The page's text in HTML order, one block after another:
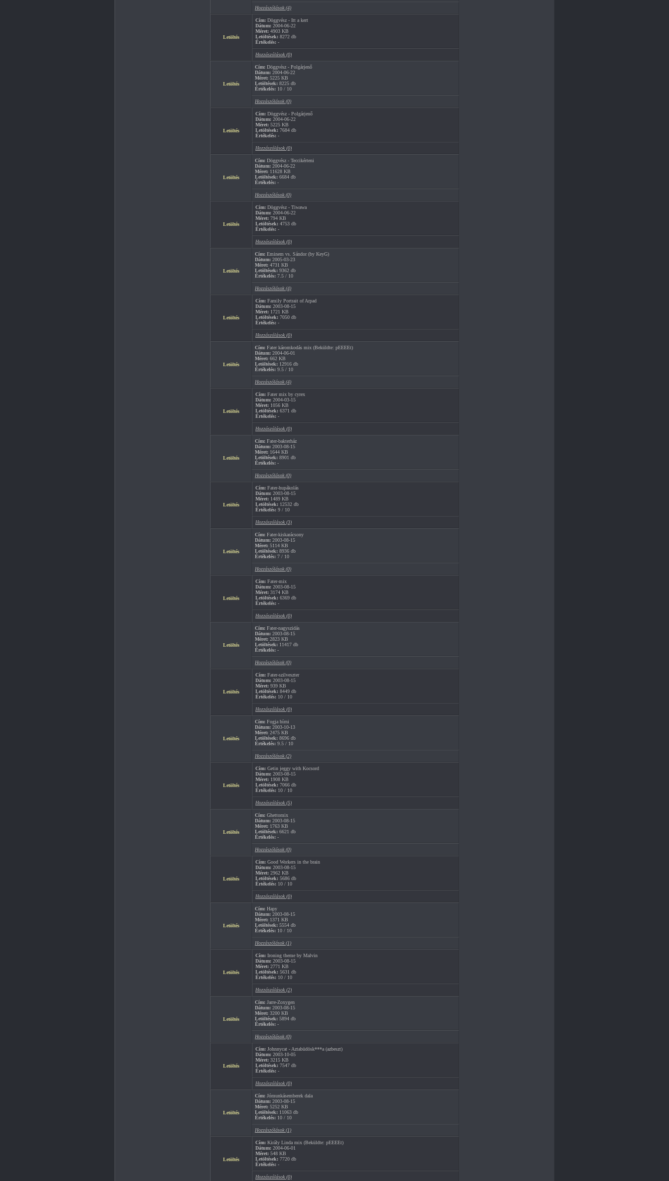
Hozzászólások (4)
Letöltés
Cím: Döggvész - Itt a kert
Dátum: 2004-06-22
Méret: 4903 KB
Letöltések: 8272 db
Értékelés: -
Hozzászólások (0)
Letöltés
Cím: Döggvész - Polgárjenő
Dátum: 2004-06-22
Méret: 5225 KB
Letöltések: 8225 db
Értékelés: 10 / 10
Hozzászólások (0)
Letöltés
Cím: Döggvész - Polgárjenő
Dátum: 2004-06-22
Méret: 5225 KB
Letöltések: 7684 db
Értékelés: -
Hozzászólások (0)
Letöltés
Cím: Döggvész - Teccikérteni
Dátum: 2004-06-22
Méret: 11628 KB
Letöltések: 6684 db
Értékelés: -
Hozzászólások (0)
Letöltés
Cím: Döggvész - Tiwawa
Dátum: 2004-06-22
Méret: 794 KB
Letöltések: 4753 db
Értékelés: -
Hozzászólások (0)
Letöltés
Cím: Eminem vs. Sándor (by KeyG)
Dátum: 2005-03-23
Méret: 4731 KB
Letöltések: 9362 db
Értékelés: 7.5 / 10
Hozzászólások (4)
Letöltés
Cím: Family Portrait of Arpad
Dátum: 2003-08-15
Méret: 1721 KB
Letöltések: 7050 db
Értékelés: -
Hozzászólások (0)
Letöltés
Cím: Fater káromkodás mix (Beküldte: pEEEEt)
Dátum: 2004-06-01
Méret: 662 KB
Letöltések: 12916 db
Értékelés: 9.5 / 10
Hozzászólások (4)
Letöltés
Cím: Fater mix by cyrex
Dátum: 2004-03-15
Méret: 1056 KB
Letöltések: 6371 db
Értékelés: -
Hozzászólások (0)
Letöltés
Cím: Fater-bakterház
Dátum: 2003-08-15
Méret: 1644 KB
Letöltések: 8901 db
Értékelés: -
Hozzászólások (0)
Letöltés
Cím: Fater-hupákolás
Dátum: 2003-08-15
Méret: 1489 KB
Letöltések: 12532 db
Értékelés: 9 / 10
Hozzászólások (3)
Letöltés
Cím: Fater-kiskarácsony
Dátum: 2003-08-15
Méret: 5114 KB
Letöltések: 8936 db
Értékelés: 7 / 10
Hozzászólások (0)
Letöltés
Cím: Fater-mix
Dátum: 2003-08-15
Méret: 3174 KB
Letöltések: 6369 db
Értékelés: -
Hozzászólások (0)
Letöltés
Cím: Fater-nagyszidás
Dátum: 2003-08-15
Méret: 2823 KB
Letöltések: 11417 db
Értékelés: -
Hozzászólások (0)
Letöltés
Cím: Fater-szilveszter
Dátum: 2003-08-15
Méret: 939 KB
Letöltések: 8449 db
Értékelés: 10 / 10
Hozzászólások (0)
Letöltés
Cím: Fogja bírni
Dátum: 2003-10-13
Méret: 2475 KB
Letöltések: 8696 db
Értékelés: 9.5 / 10
Hozzászólások (2)
Letöltés
Cím: Getin jeggy with Kocsord
Dátum: 2003-08-15
Méret: 1908 KB
Letöltések: 7066 db
Értékelés: 10 / 10
Hozzászólások (5)
Letöltés
Cím: Ghettomix
Dátum: 2003-08-15
Méret: 1763 KB
Letöltések: 6621 db
Értékelés: -
Hozzászólások (0)
Letöltés
Cím: Good Workers in the brain
Dátum: 2003-08-15
Méret: 2962 KB
Letöltések: 5686 db
Értékelés: 10 / 10
Hozzászólások (0)
Letöltés
Cím: Hapy
Dátum: 2003-08-15
Méret: 1371 KB
Letöltések: 5554 db
Értékelés: 10 / 10
Hozzászólások (1)
Letöltés
Cím: Ironing theme by Malvin
Dátum: 2003-08-15
Méret: 2771 KB
Letöltések: 5631 db
Értékelés: 10 / 10
Hozzászólások (2)
Letöltés
Cím: Jarre-Zoxygen
Dátum: 2003-08-15
Méret: 3200 KB
Letöltések: 5894 db
Értékelés: -
Hozzászólások (0)
Letöltés
Cím: Johnnycat - Aztabüdösk***a (azbeszt)
Dátum: 2003-10-05
Méret: 3215 KB
Letöltések: 7547 db
Értékelés: -
Hozzászólások (0)
Letöltés
Cím: Jómunkásemberek dala
Dátum: 2003-08-15
Méret: 5252 KB
Letöltések: 11063 db
Értékelés: 10 / 10
Hozzászólások (1)
Letöltés
Cím: Király Linda mix (Beküldte: pEEEEt)
Dátum: 2004-06-01
Méret: 548 KB
Letöltések: 7720 db
Értékelés: -
Hozzászólások (0)